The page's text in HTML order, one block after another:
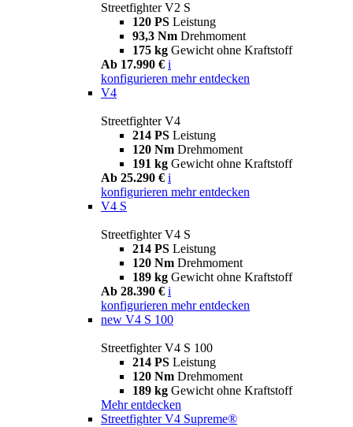
Streetfighter V2 S
120 PS Leistung
93,3 Nm Drehmoment
175 kg Gewicht ohne Kraftstoff
Ab 17.990 € i
konfigurieren mehr entdecken
V4
Streetfighter V4
214 PS Leistung
120 Nm Drehmoment
191 kg Gewicht ohne Kraftstoff
Ab 25.290 € i
konfigurieren mehr entdecken
V4 S
Streetfighter V4 S
214 PS Leistung
120 Nm Drehmoment
189 kg Gewicht ohne Kraftstoff
Ab 28.390 € i
konfigurieren mehr entdecken
new V4 S 100
Streetfighter V4 S 100
214 PS Leistung
120 Nm Drehmoment
189 kg Gewicht ohne Kraftstoff
Mehr entdecken
Streetfighter V4 Supreme®